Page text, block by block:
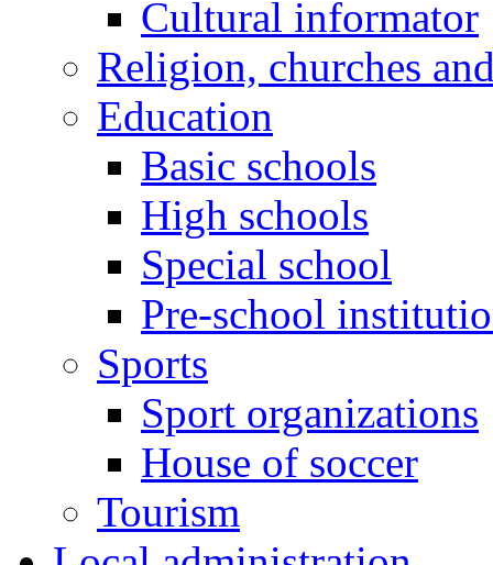
Cultural informator
Religion, churches
Education
Basic schools
High schools
Special school
Pre-school
Sports
Sport organizations
House of soccer
Tourism